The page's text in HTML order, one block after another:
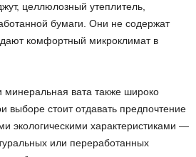
целлюлозный утеплитель,
бумаги. Они не содержат
комфортный микроклимат в
вата также широко
выборе стоит отдавать предпочтение
экологическими характеристиками —
или переработанных